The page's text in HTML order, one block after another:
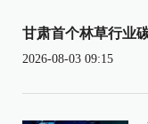
甘肃首个林草行业
2026-08-03 09:15